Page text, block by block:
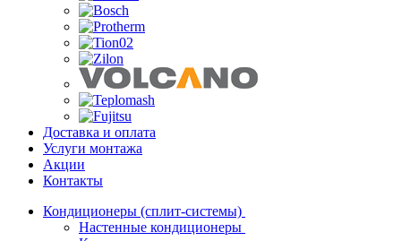
Доставка и оплата
Услуги монтажа
Акции
Контакты
Кондиционеры (сплит-системы)
Настенные кондиционеры